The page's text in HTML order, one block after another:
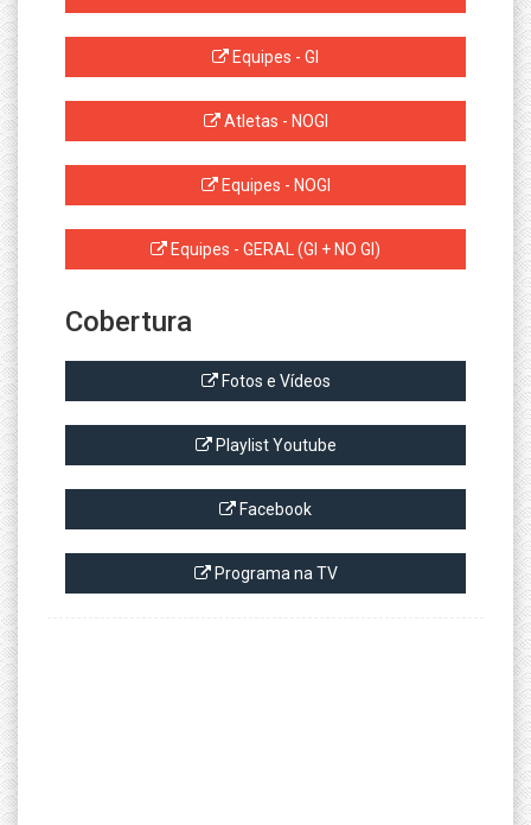
Equipes - GI
Atletas - NOGI
Equipes - NOGI
Equipes - GERAL (GI + NO GI)
Cobertura
Fotos e Vídeos
Playlist Youtube
Facebook
Programa na TV